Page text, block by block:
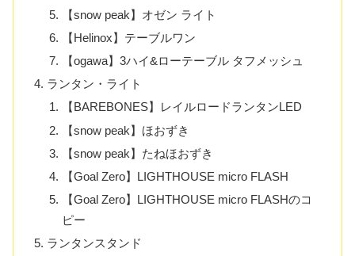
【snow peak】オゼン ライト
【Helinox】テーブルワン
【ogawa】3ハイ&ローテーブル タフメッシュ
ランタン・ライト
【BAREBONES】レイルロードランタンLED
【snow peak】ほおずき
【snow peak】たねほおずき
【Goal Zero】LIGHTHOUSE micro FLASH
【Goal Zero】LIGHTHOUSE micro FLASHのコ
ピー
ランタンスタンド